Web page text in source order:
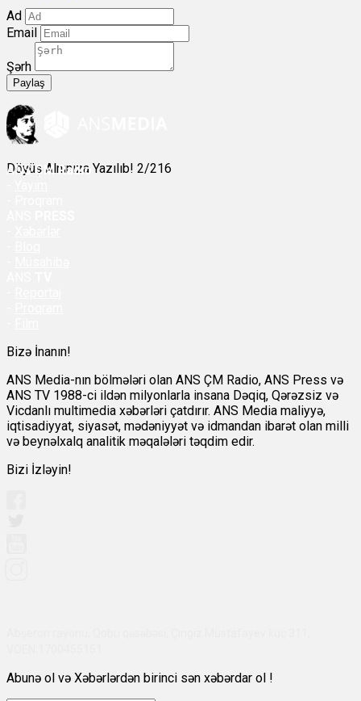
Ad
Email
Şərh
Paylaş
Döyüş Alnınıza Yazılıb! 2/216
ANSÇM Radio
Bizə İnanın!
ANS Media-nın bölmələri olan ANS ÇM Radio, ANS Press və
ANS TV 1988-ci ildən milyonlarla insana Dəqiq, Qərəzsiz və
Vicdanlı multimedia xəbərləri çatdırır. ANS Media maliyyə,
iqtisadiyyat, siyasət, mədəniyyət və idmandan ibarət olan milli
və beynəlxalq analitik məqalələri təqdim edir.
Bizi İzləyin!
Abunə ol və Xəbərlərdən birinci sən xəbərdar ol !